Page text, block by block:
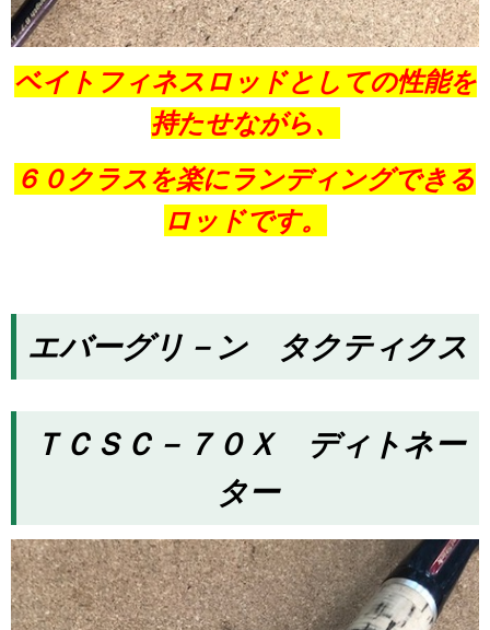
ベイトフィネスロッドとしての性能を
持たせながら、
６０クラスを楽にランディングできる
ロッドです。
エバーグリ－ン タクティクス
ＴＣＳＣ－７０Ｘ ディトネー
ター